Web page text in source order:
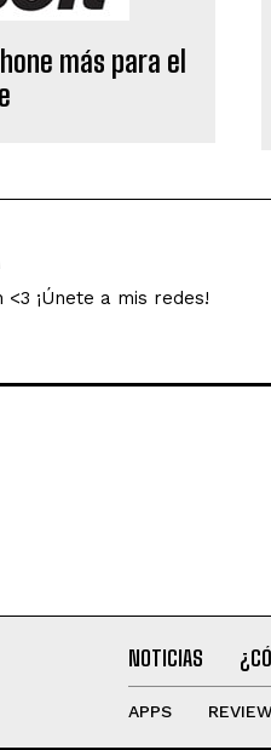
más para el
¡Únete a mis redes!
NOTICIAS
APPS